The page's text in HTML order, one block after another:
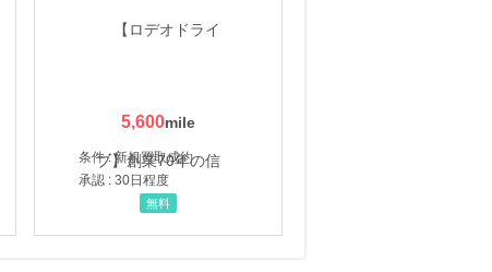
5,600
条件 : 新規買取成約
承認 : 30日程度
無料